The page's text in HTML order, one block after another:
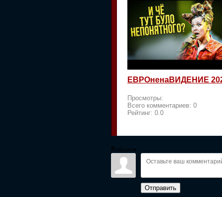
ЕВРОненаВИДЕНИЕ
Просмотры:
Всего комментариев: 0
Рейтинг: 0.0
Войдите:
Отправить